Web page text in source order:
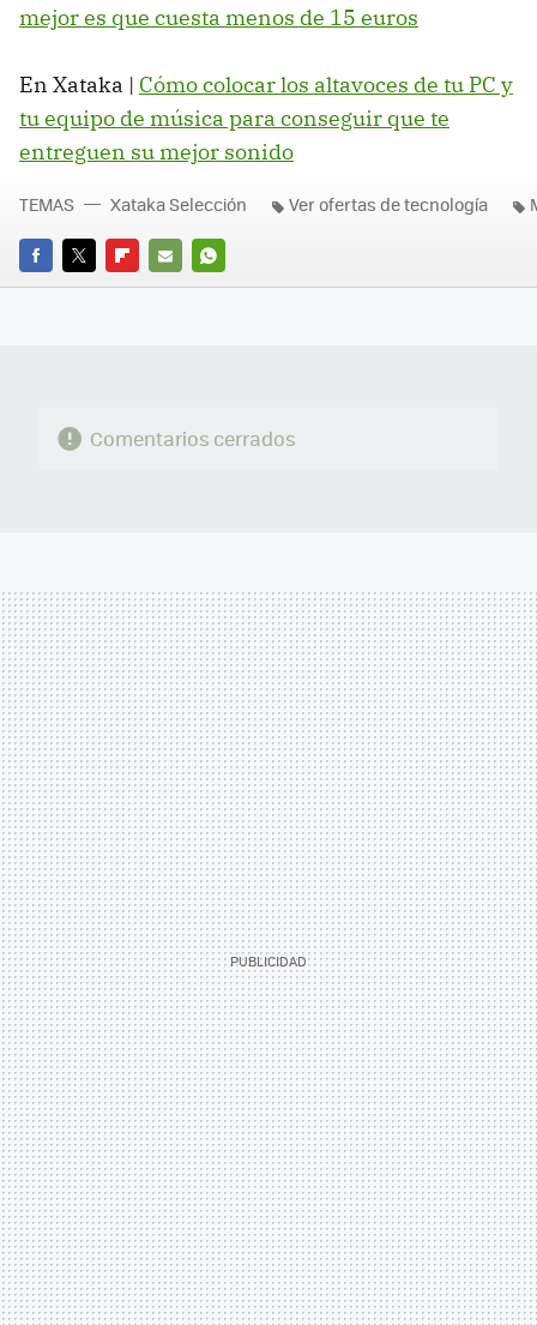
mejor es que cuesta menos de 15 euros
En Xataka | Cómo colocar los altavoces de tu PC y
tu equipo de música para conseguir que te
entreguen su mejor sonido
FACEBOOK
TWITTERFLIPBOARD
E-
WHATSAPP
TEMAS Xataka Selección Ver ofertas de tecnología
Comentarios cerrados